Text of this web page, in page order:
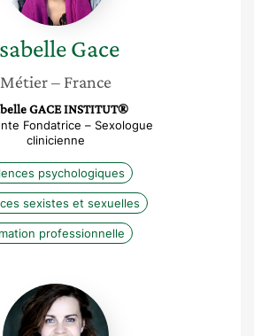
Gace
Métier– France
GACE INSTITUT®
Fondatrice – Sexologue
clinicienne
psychologiques
sexistes et sexuelles
professionnelle
Célia
Grincourt